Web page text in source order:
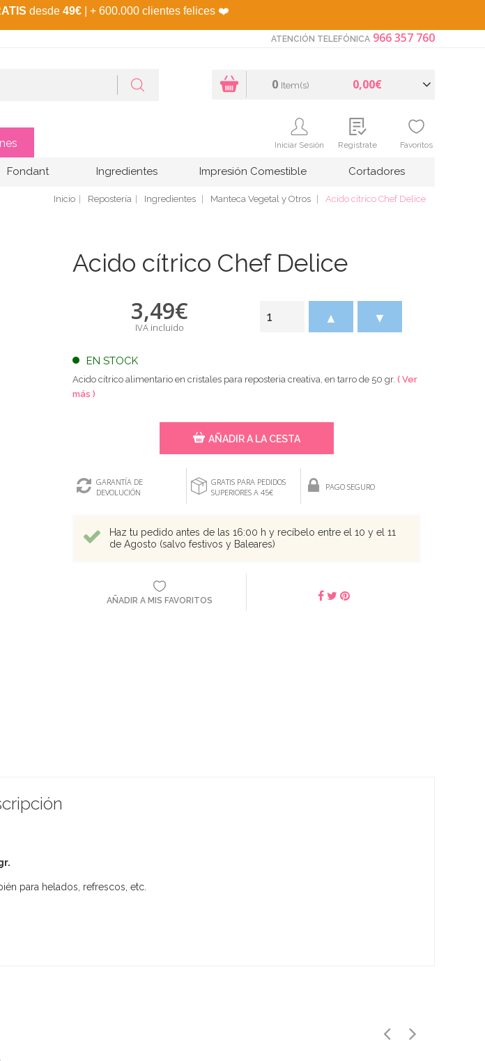
desde 49€ | + 600.000 clientes felices ❤️
ATENCIÓN TELEFÓNICA 966 357 760
0 Item(s) 0,00€
Iniciar Sesión Regístrate Favoritos
Fondant Ingredientes Impresión Comestible Cortadores
Inicio Repostería Ingredientes Manteca Vegetal y Otros Acido cítrico Chef Delice
Acido cítrico Chef Delice
3,49€
IVA incluido
EN STOCK
▲ ▼
Acido cítrico alimentario en cristales para reposteria creativa, en tarro de 50 gr. ( Ver
más )
AÑADIR A LA CESTA
GARANTÍA DE
DEVOLUCIÓN
GRATIS PARA PEDIDOS
SUPERIORES A 45€
PAGO SEGURO
Haz tu pedido antes de las 16:00 h y recíbelo entre el 10 y el 11
de Agosto (salvo festivos y Baleares)
AÑADIR A MIS FAVORITOS
para helados, refrescos, etc.